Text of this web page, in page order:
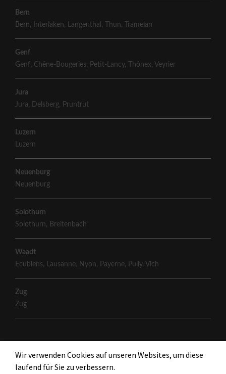
Bern
Bern, Interlaken, Langenthal , Thun, Tramelan
Genf
Genf, Chêne-Bougeries, Petit-Lancy, Thônex, Veyrier
Jura
Jura, Delsberg, Pruntrut
Luzern
Luzern
Neuenburg
Neuenburg
Solothurn
Solothurn, Breitenbach
Waadt
Ecublens, Lausanne, Nyon, Payerne, Pully, Vich
Zug
Zug
Wir verwenden Cookies auf unseren Websites, um diese
laufend für Sie zu verbessern.